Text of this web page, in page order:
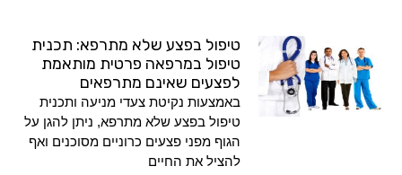
טיפול בפצע שלא מתרפא: תכנית
טיפול במרפאה פרטית מותאמת
לפצעים שאינם מתרפאים
באמצעות נקיטת צעדי מניעה ותכנית
טיפול בפצע שלא מתרפא, ניתן להגן על
הגוף מפני פצעים כרוניים מסוכנים ואף
להציל את החיים